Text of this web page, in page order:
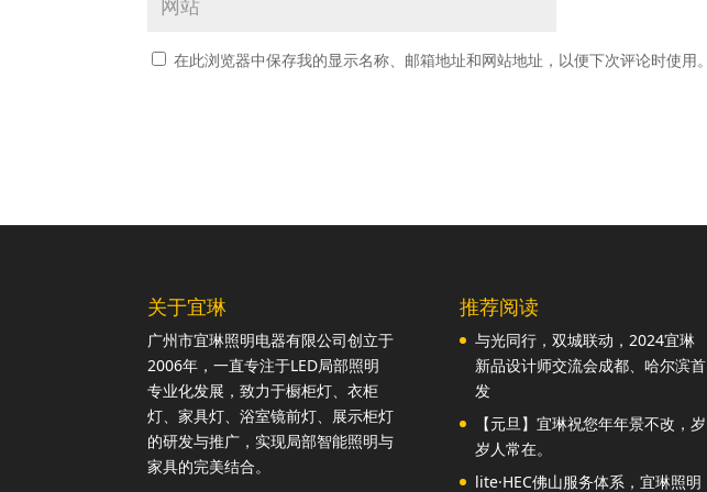
在此浏览器中保存我的显示名称、邮箱地址和网站地址，以便下次评论时使用。
关于宜琳
广州市宜琳照明电器有限公司创立于
2006年，一直专注于LED局部照明
专业化发展，致力于橱柜灯、衣柜
灯、家具灯、浴室镜前灯、展示柜灯
的研发与推广，实现局部智能照明与
家具的完美结合。
推荐阅读
与光同行，双城联动，2024宜琳
新品设计师交流会成都、哈尔滨首
发
【元旦】宜琳祝您年年景不改，岁
岁人常在。
lite·HEC佛山服务体系，宜琳照明